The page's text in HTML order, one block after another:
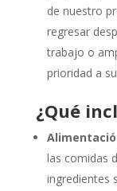
de nuestro
regresar
trabajo o
prioridad a
¿Qué
las comidas
ingredientes